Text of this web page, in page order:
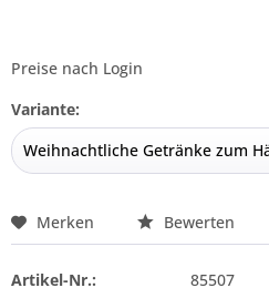
Preise nach Login
Variante:
Merken Bewerten
Artikel-Nr.:
85507